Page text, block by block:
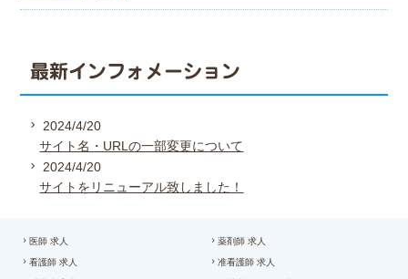
最新インフォメーション
2024/4/20
サイト名・URLの一部変更について
2024/4/20
サイトをリニューアル致しました！
医師 求人 薬剤師 求人
看護師 求人 准看護師 求人